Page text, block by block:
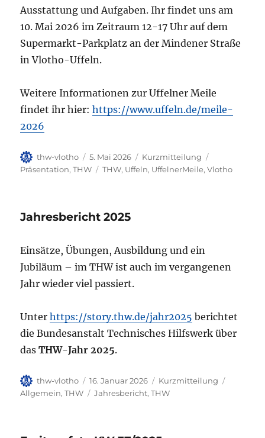
Ausstattung und Aufgaben. Ihr findet uns am
10. Mai 2026 im Zeitraum 12-17 Uhr auf dem
Supermarkt-Parkplatz an der Mindener Straße
in Vlotho-Uffeln.
Weitere Informationen zur Uffelner Meile
findet ihr hier:https://www.uffeln.de/meile-
2026
Autor
thw-vlotho
Veröffentlicht
am
5. Mai 2026 Format
Kurzmitteilung
Präsentation,THW Schlagwörter
THW, Uffeln, UffelnerMeile,Vlotho
Jahresbericht 2025
Einsätze, Übungen, Ausbildung und ein
Jubiläum – im THW ist auch im vergangenen
Jahr wieder viel passiert.
Unterhttps://story.thw.de/jahr2025 berichtet
die Bundesanstalt Technisches Hilfswerk über
dasTHW-Jahr 2025.
Autor
thw-vlotho
Veröffentlicht
am
16. Januar 2026 Format
Kurzmitteilung
Allgemein,THW Schlagwörter
Jahresbericht,THW